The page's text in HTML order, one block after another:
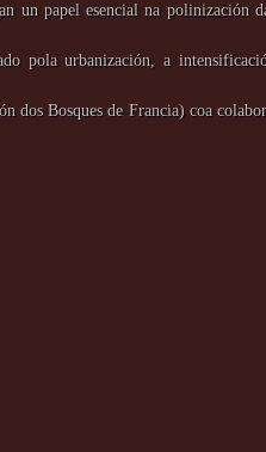
un papel esencial na polinización
pola urbanización, a
dos Bosques de Francia) coa